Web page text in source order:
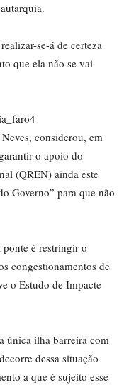
se-á de certeza
que ela não se vai
considerou, em
o apoio do
(QREN) ainda este
Governo” para que não
é restringir o
congestionamentos de
o Estudo de Impacte
única ilha barreira com
dessa situação
a que é sujeito esse